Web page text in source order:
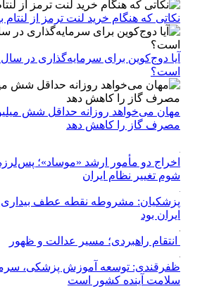
نکاتی که هنگام خرید لنت ترمز از لنتام
است؟
مهان می‌خواهد روزانه حداقل شش
مصرف گاز را کاهش دهد
اخراج دو مأمور ارشد «موساد»؛
شوم تغییر نظام ایران
پزشکیان: مشروطه نقطه عطف بیداری
ایران بود
انتقام راهبردی؛ مسیر عدالت و ظهور
ظفرقندی: توسعه آموزش پزشکی،
سلامت آینده کشور است